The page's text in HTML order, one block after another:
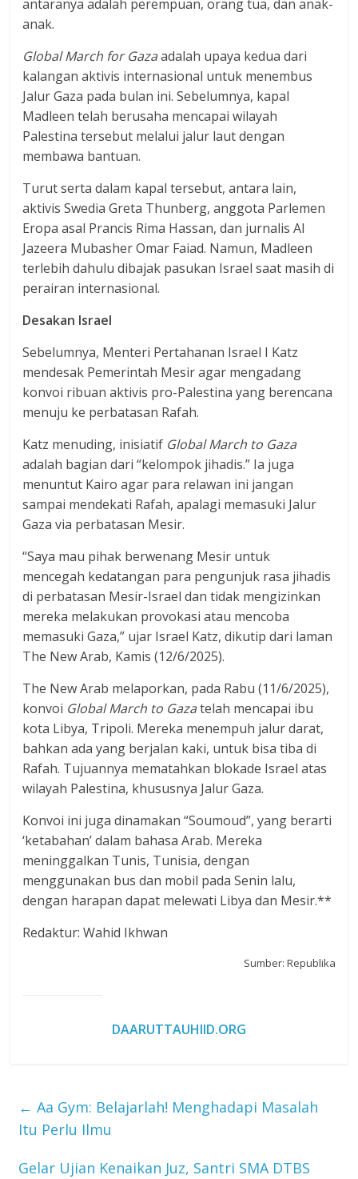
antaranya adalah perempuan, orang tua, dan anak-
anak.
Global March for Gazaadalah upaya kedua dari
kalangan aktivis internasional untuk menembus
Jalur Gaza pada bulan ini. Sebelumnya, kapal
Madleen telah berusaha mencapai wilayah
Palestina tersebut melalui jalur laut dengan
membawa bantuan.
Turut serta dalam kapal tersebut, antara lain,
aktivis Swedia Greta Thunberg, anggota Parlemen
Eropa asal Prancis Rima Hassan, dan jurnalis Al
Jazeera Mubasher Omar Faiad. Namun, Madleen
terlebih dahulu dibajak pasukan Israel saat masih di
perairan internasional.
Desakan Israel
Sebelumnya, Menteri Pertahanan Israel I Katz
mendesak Pemerintah Mesir agar mengadang
konvoi ribuan aktivis pro-Palestina yang berencana
menuju ke perbatasan Rafah.
Katz menuding, inisiatif Global March to Gaza
adalah bagian dari “kelompok jihadis.” Ia juga
menuntut Kairo agar para relawan ini jangan
sampai mendekati Rafah, apalagi memasuki Jalur
Gaza via perbatasan Mesir.
“Saya mau pihak berwenang Mesir untuk
mencegah kedatangan para pengunjuk rasa jihadis
di perbatasan Mesir-Israel dan tidak mengizinkan
mereka melakukan provokasi atau mencoba
memasuki Gaza,” ujar Israel Katz, dikutip dari laman
The New Arab, Kamis (12/6/2025).
The New Arab melaporkan, pada Rabu (11/6/2025),
konvoi Global March to Gazatelah mencapai ibu
kota Libya, Tripoli. Mereka menempuh jalur darat,
bahkan ada yang berjalan kaki, untuk bisa tiba di
Rafah. Tujuannya mematahkan blokade Israel atas
wilayah Palestina, khususnya Jalur Gaza.
Konvoi ini juga dinamakan “Soumoud”, yang berarti
‘ketabahan’ dalam bahasa Arab. Mereka
meninggalkan Tunis, Tunisia, dengan
menggunakan bus dan mobil pada Senin lalu,
dengan harapan dapat melewati Libya dan Mesir.**
Redaktur: Wahid Ikhwan
Sumber: Republika
DAARUTTAUHIID.ORG
← Aa Gym: Belajarlah! Menghadapi Masalah
Itu Perlu Ilmu
Gelar Ujian Kenaikan Juz, Santri SMA DTBS